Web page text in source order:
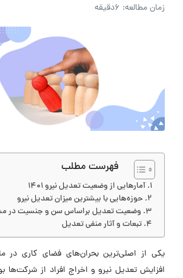
زمان مطالعه: 6دقیقه
فهرست مطلب
آمارهایی از وضعیت تعدیل نیرو 1401
حوزه‌هایی با بیشترین میزان تعدیل نیرو
وضعیت تعدیل براساس سن و جنسیت در
تبعات و آثار منفی تعدیل
یکی از اصلی‌ترین بحران‌های فضای کاری در
افزایش تعدیل نیرو و اخراج افراد از شرکت‌ها